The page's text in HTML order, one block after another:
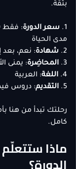
بثقة.
1. سعر الدورة
مدى الحياة
2.
شهادة: نعم، بعد
3.
المحاضِرة: يمنى
4. اللغة: العربية
5.
التقديم: دروس
رحلتك تبدأ من هنا
كامل.
ماذا